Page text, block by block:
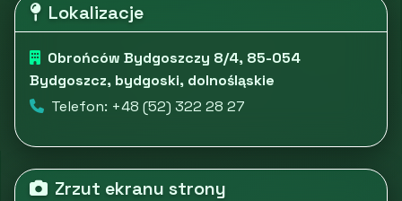
Lokalizacje
Obrońców Bydgoszczy 8/4, 85-054
Bydgoszcz, bydgoski, dolnośląskie
Telefon: +48 (52) 322 28 27
Zrzut ekranu strony